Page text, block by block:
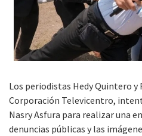
Los periodistas Hedy Quintero y
Corporación Televicentro,
Nasry Asfura para realizar una
denuncias públicas y las